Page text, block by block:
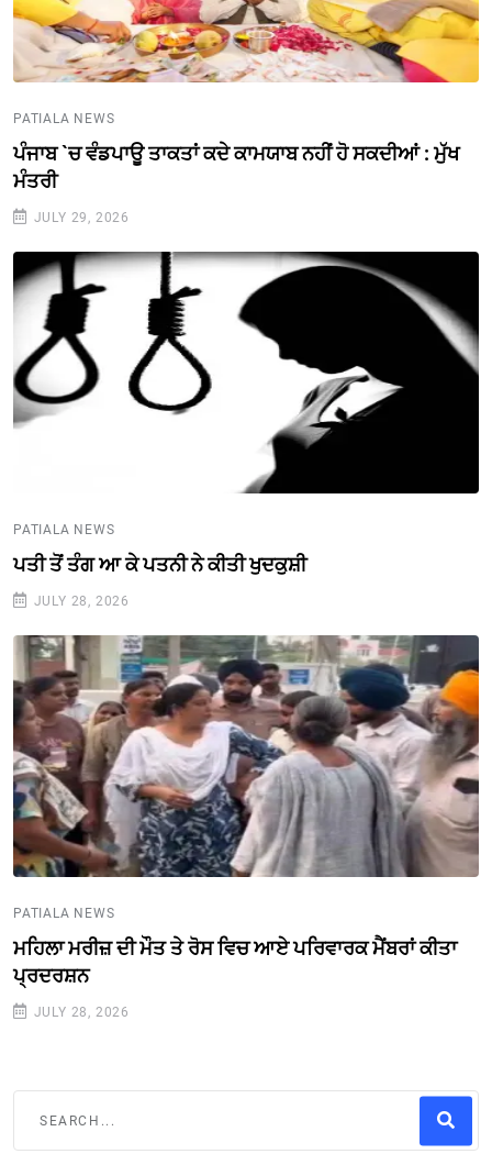
PATIALA NEWS
ਪੰਜਾਬ `ਚ ਵੰਡਪਾਊ ਤਾਕਤਾਂ ਕਦੇ ਕਾਮਯਾਬ ਨਹੀਂ ਹੋ ਸਕਦੀਆਂ : ਮੁੱਖ
ਮੰਤਰੀ
JULY 29, 2026
PATIALA NEWS
ਪਤੀ ਤੋਂ ਤੰਗ ਆ ਕੇ ਪਤਨੀ ਨੇ ਕੀਤੀ ਖੁਦਕੁਸ਼ੀ
JULY 28, 2026
PATIALA NEWS
ਮਹਿਲਾ ਮਰੀਜ਼ ਦੀ ਮੌਤ ਤੇ ਰੋਸ ਵਿਚ ਆਏ ਪਰਿਵਾਰਕ ਮੈਂਬਰਾਂ ਕੀਤਾ
ਪ੍ਰਦਰਸ਼ਨ
JULY 28, 2026